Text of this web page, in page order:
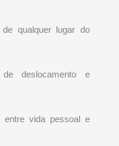
qualquer lugar do
deslocamento e
entre vida pessoal e